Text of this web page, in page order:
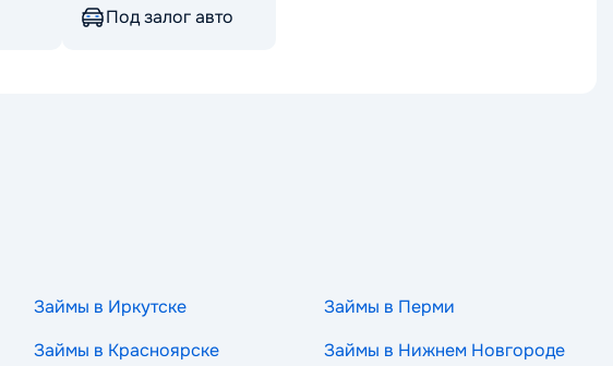
Под залог авто
Займы в Иркутске
Займы в Перми
Займы в Красноярске
Займы в Нижнем Новгороде